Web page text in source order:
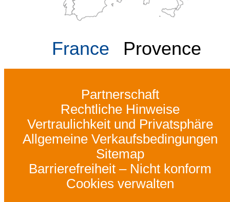
France Provence
Partnerschaft
Rechtliche Hinweise
Vertraulichkeit und Privatsphäre
Allgemeine Verkaufsbedingungen
Sitemap
Barrierefreiheit – Nicht konform
Cookies verwalten